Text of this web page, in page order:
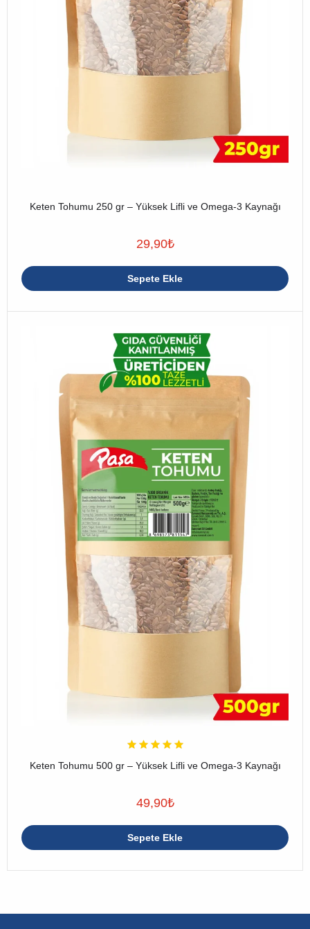
Keten Tohumu 250 gr – Yüksek Lifli ve Omega-3 Kaynağı
29,90₺
Sepete Ekle
Keten Tohumu 500 gr – Yüksek Lifli ve Omega-3 Kaynağı
49,90₺
Sepete Ekle